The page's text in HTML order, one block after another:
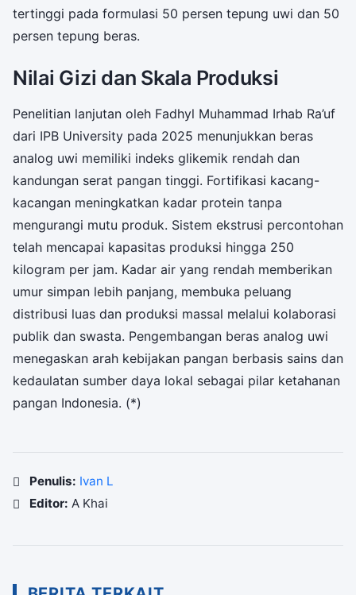
tertinggi pada formulasi 50 persen tepung uwi dan 50
persen tepung beras.
Nilai Gizi dan Skala Produksi
Penelitian lanjutan oleh Fadhyl Muhammad Irhab Ra’uf
dari IPB University pada 2025 menunjukkan beras
analog uwi memiliki indeks glikemik rendah dan
kandungan serat pangan tinggi. Fortifikasi kacang-
kacangan meningkatkan kadar protein tanpa
mengurangi mutu produk. Sistem ekstrusi percontohan
telah mencapai kapasitas produksi hingga 250
kilogram per jam. Kadar air yang rendah memberikan
umur simpan lebih panjang, membuka peluang
distribusi luas dan produksi massal melalui kolaborasi
publik dan swasta. Pengembangan beras analog uwi
menegaskan arah kebijakan pangan berbasis sains dan
kedaulatan sumber daya lokal sebagai pilar ketahanan
pangan Indonesia. (*)
Penulis: Ivan L
Editor: A Khai